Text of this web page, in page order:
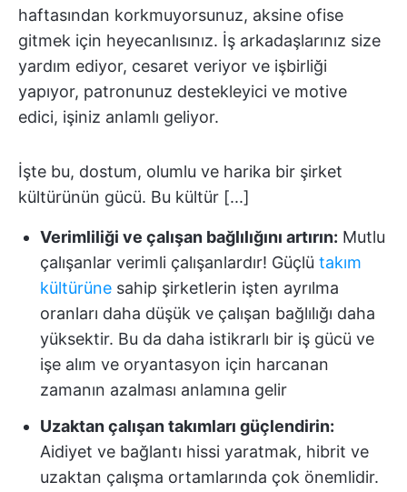
haftasından korkmuyorsunuz, aksine ofise
gitmek için heyecanlısınız. İş arkadaşlarınız size
yardım ediyor, cesaret veriyor ve işbirliği
yapıyor, patronunuz destekleyici ve motive
edici, işiniz anlamlı geliyor.
İşte bu, dostum, olumlu ve harika bir şirket
kültürünün gücü. Bu kültür [...]
Verimliliği ve çalışan bağlılığını artırın: Mutlu
çalışanlar verimli çalışanlardır! Güçlü takım
kültürüne sahip şirketlerin işten ayrılma
oranları daha düşük ve çalışan bağlılığı daha
yüksektir. Bu da daha istikrarlı bir iş gücü ve
işe alım ve oryantasyon için harcanan
zamanın azalması anlamına gelir
Uzaktan çalışan takımları güçlendirin:
Aidiyet ve bağlantı hissi yaratmak, hibrit ve
uzaktan çalışma ortamlarında çok önemlidir.